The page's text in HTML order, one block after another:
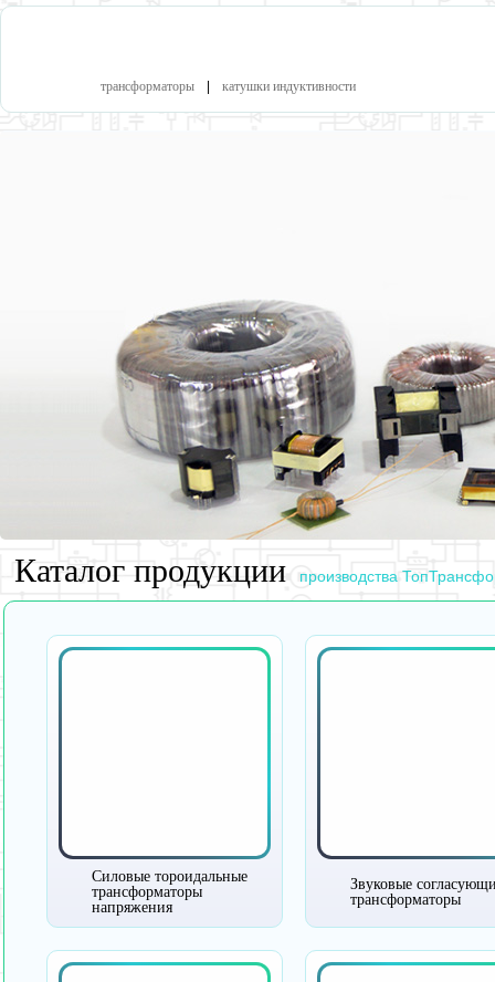
трансформаторы катушки индуктивности
Каталог продукции производства
Силовые тороидальные
трансформаторы
напряжения
Звуковые
трансформаторы